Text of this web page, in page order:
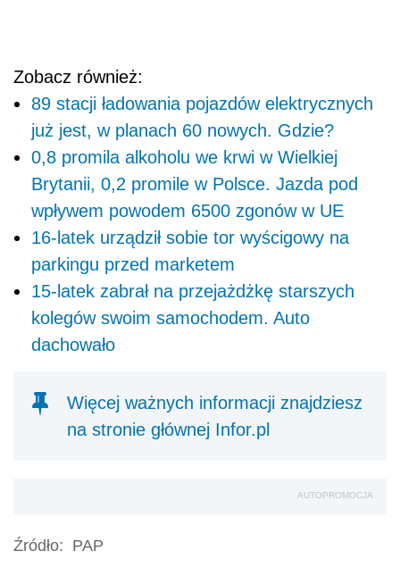
Zobacz również:
89 stacji ładowania pojazdów elektrycznych
już jest, w planach 60 nowych. Gdzie?
0,8 promila alkoholu we krwi w Wielkiej
Brytanii, 0,2 promile w Polsce. Jazda pod
wpływem powodem 6500 zgonów w UE
16-latek urządził sobie tor wyścigowy na
parkingu przed marketem
15-latek zabrał na przejażdżkę starszych
kolegów swoim samochodem. Auto
dachowało
Więcej ważnych informacji znajdziesz
na stronie głównej Infor.pl
AUTOPROMOCJA
Źródło: PAP